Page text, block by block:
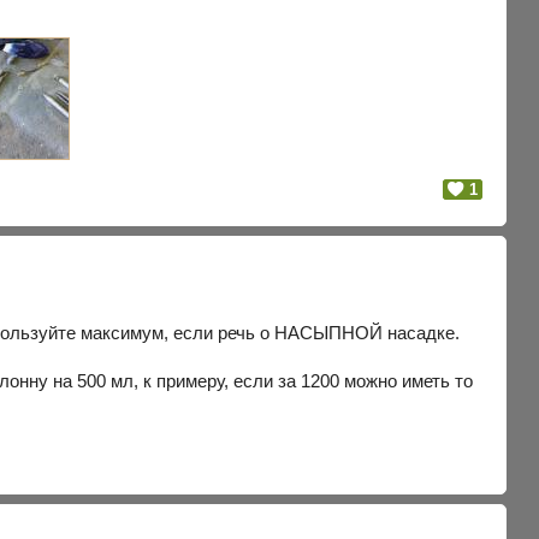
1
максимум, если речь о НАСЫПНОЙ насадке.
на 500 мл, к примеру, если за 1200 можно иметь то